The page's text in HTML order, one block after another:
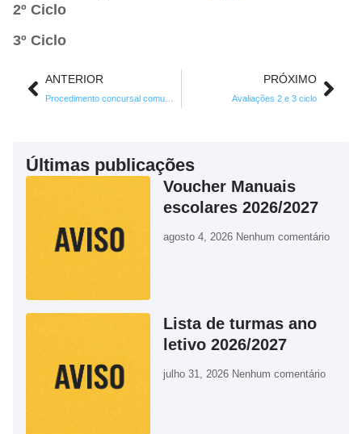
2º Ciclo
3º Ciclo
ANTERIOR PRÓXIMO
Avaliações 2 e 3 ciclo
Últimas publicações
Voucher Manuais
escolares 2026/2027
agosto 4, 2026 Nenhum comentário
Lista de turmas ano
letivo 2026/2027
julho 31, 2026 Nenhum comentário